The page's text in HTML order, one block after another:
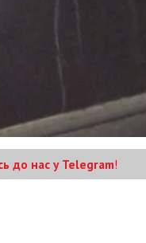
до нас у Telegram!